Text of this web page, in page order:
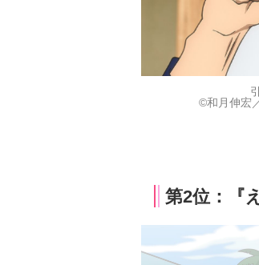
©和月伸宏
第2位：『